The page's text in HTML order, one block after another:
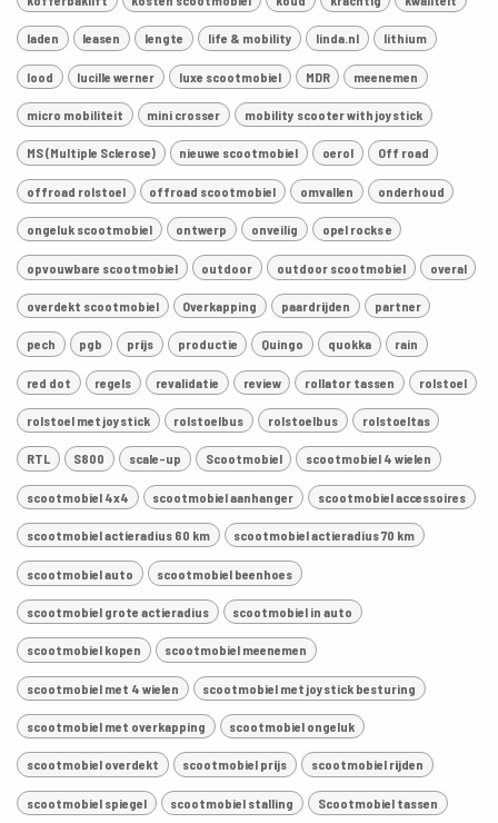
laden leasen lengte life & mobility linda.nl lithium
lood lucille werner luxe scootmobiel MDR meenemen
micro mobiliteit mini crosser mobility scooter with joystick
MS (Multiple Sclerose) nieuwe scootmobiel oerol Off road
offroad rolstoel offroad scootmobiel omvallen onderhoud
ongeluk scootmobiel ontwerp onveilig opel rocks e
opvouwbare scootmobiel outdoor outdoor scootmobiel overal
overdekt scootmobiel Overkapping paardrijden partner
pech pgb prijs productie Quingo quokka rain
red dot regels revalidatie review rollator tassen rolstoel
rolstoel met joystick rolstoelbus rolstoelbus rolstoeltas
RTL S800 scale-up Scootmobiel scootmobiel 4 wielen
scootmobiel 4x4 scootmobiel aanhanger scootmobiel accessoires
scootmobiel actieradius 60 km scootmobiel actieradius 70 km
scootmobiel auto scootmobiel beenhoes
scootmobiel grote actieradius scootmobiel in auto
scootmobiel kopen scootmobiel meenemen
scootmobiel met 4 wielen scootmobiel met joystick besturing
scootmobiel met overkapping scootmobiel ongeluk
scootmobiel overdekt scootmobiel prijs scootmobiel rijden
scootmobiel spiegel scootmobiel stalling Scootmobiel tassen